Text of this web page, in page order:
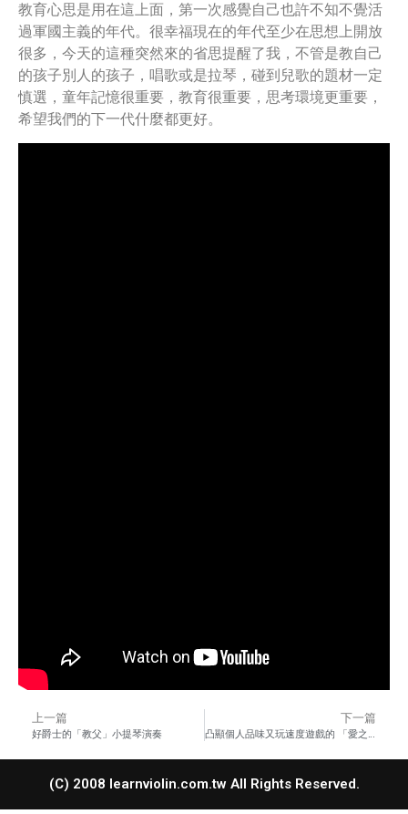
教育心思是用在這上面，第一次感覺自己也許不知不覺活
過軍國主義的年代。很幸福現在的年代至少在思想上開放
很多，今天的這種突然來的省思提醒了我，不管是教自己
的孩子別人的孩子，唱歌或是拉琴，碰到兒歌的題材一定
慎選，童年記憶很重要，教育很重要，思考環境更重要，
希望我們的下一代什麼都更好。
上一篇
好爵士的「教父」小提琴演奏
下一篇
凸顯個人品味又玩速度遊戲的 「愛之悲」
(C) 2008 learnviolin.com.tw All Rights Reserved.